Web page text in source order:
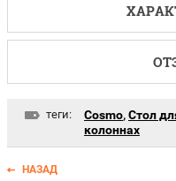
теги: Cosmo,Стол
колоннах
НАЗАД